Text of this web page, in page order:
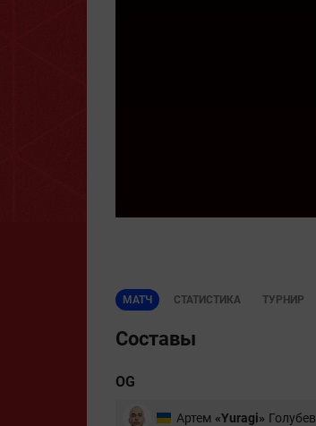
МАТЧ СТАТИСТИКА ТУРНИР
Составы
OG
Артем «Yuragi» Голубев